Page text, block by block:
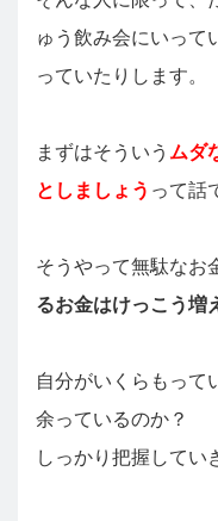
ゅう飲み会にいって
っていたりします。
まずはそういう ムダ
としましょう って話
そうやって無駄なお
るお金はけっこう増
自分がいくらもって
余っているのか？
しっかり把握してい